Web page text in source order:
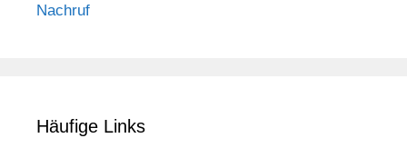
Nachruf
Häufige Links